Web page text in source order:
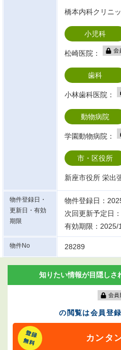
橋本内科クリニッ
小児科
松崎医院：
歯科
小林歯科医院：
動物病院
学園動物病院：
市・区役所
新座市役所 栄出
物件登録日・
更新日・有効
期限
物件登録日：
次回更新予定日
有効期限：2025/
物件No 28289
知りたい情報が目隠しさ
の閲覧は会員登
カンタ